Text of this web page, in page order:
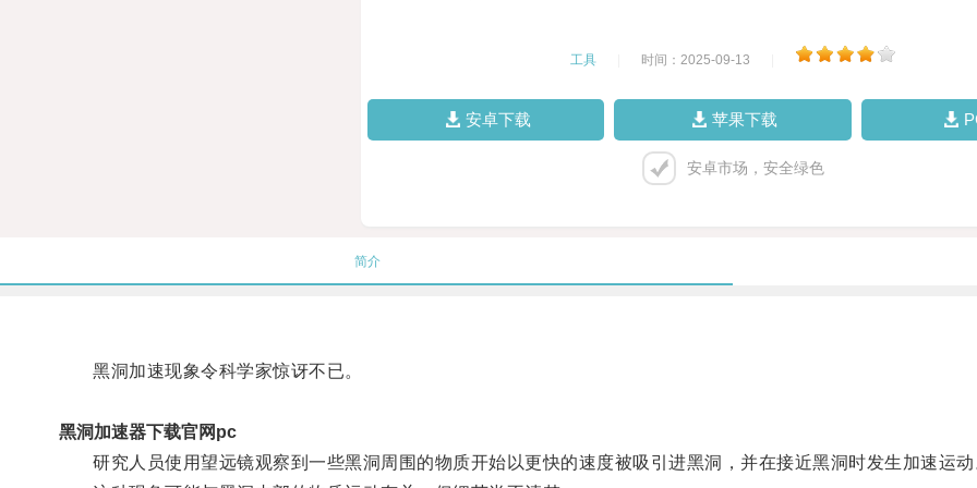
工具 时间：2025-09-13
安卓下载 苹果下载
安卓市场，安全绿色
简介
黑洞加速现象令科学家惊讶不已。
黑洞加速器下载官网pc
研究人员使用望远镜观察到一些黑洞周围的物质开始以更快的速度被吸引进黑洞，并在接近黑洞时发生加速运动